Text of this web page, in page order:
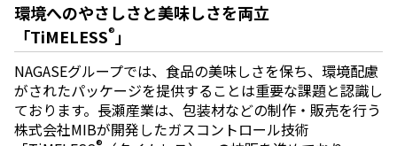
環境へのやさしさと美味しさを両立
「TiMELESS® 」
NAGASEグループでは、食品の美味しさを保ち、環境配慮
がされたパッケージを提供することは重要な課題と認識し
ております。長瀬産業は、包装材などの制作・販売を行う
株式会社MIBが開発したガスコントロール技術